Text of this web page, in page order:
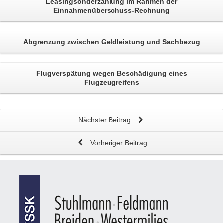
Einnahmenüberschuss-Rechnung
Abgrenzung zwischen Geldleistung und Sachbezug
Flugverspätung wegen Beschädigung eines
Flugzeugreifens
Nächster Beitrag
Vorheriger Beitrag